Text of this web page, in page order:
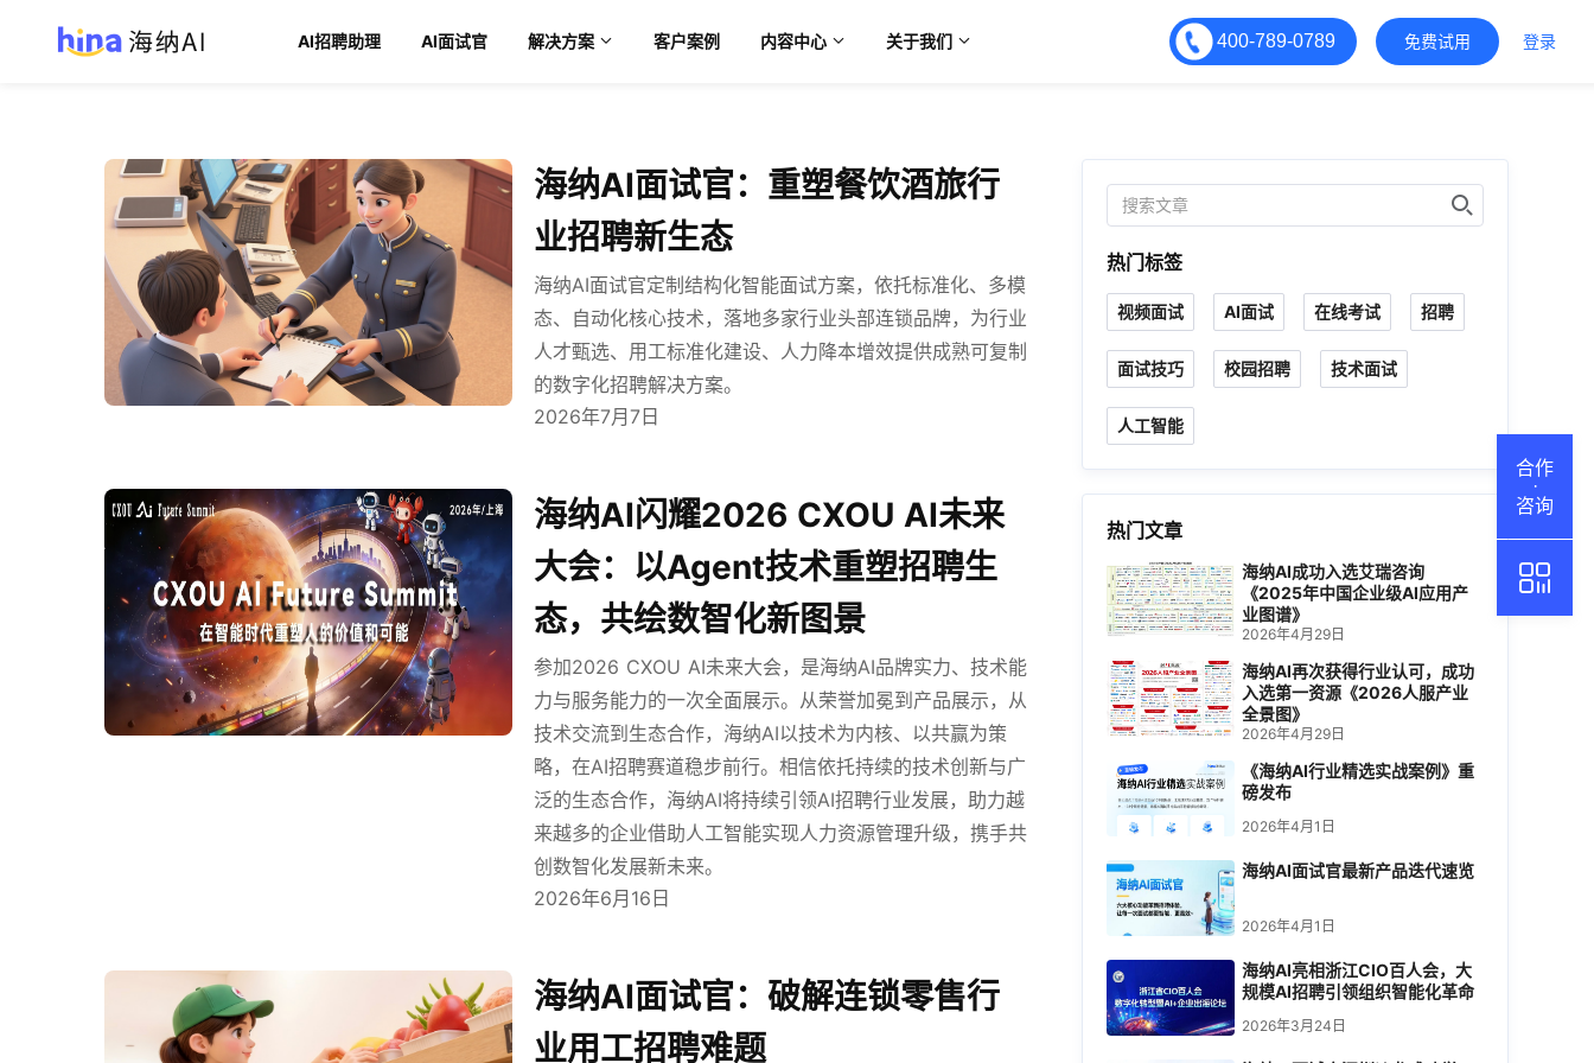
AI招聘助理 AI面试官 解决方案 客户案例 内容中心 关于我们 400-789-0789 免费试用 登录
海纳AI面试官：重塑餐饮酒旅行
业招聘新生态
海纳AI面试官定制结构化智能面试方案，依托标准化、多模
态、自动化核心技术，落地多家行业头部连锁品牌，为行业
人才甄选、用工标准化建设、人力降本增效提供成熟可复制
的数字化招聘解决方案。
2026年7月7日
海纳AI闪耀2026 CXOU AI未来
大会：以Agent技术重塑招聘生
态，共绘数智化新图景
参加2026 CXOU AI未来大会，是海纳AI品牌实力、技术能
力与服务能力的一次全面展示。从荣誉加冕到产品展示，从
技术交流到生态合作，海纳AI以技术为内核、以共赢为策
略，在AI招聘赛道稳步前行。相信依托持续的技术创新与广
泛的生态合作，海纳AI将持续引领AI招聘行业发展，助力越
来越多的企业借助人工智能实现人力资源管理升级，携手共
创数智化发展新未来。
2026年6月16日
海纳AI面试官：破解连锁零售行
业用工招聘难题
热门标签
视频面试 AI面试 在线考试 招聘
面试技巧 校园招聘 技术面试
人工智能
热门文章
海纳AI成功入选艾瑞咨询
《2025年中国企业级AI应用产
业图谱》
2026年4月29日
海纳AI再次获得行业认可，成功
入选第一资源《2026人服产业
全景图》
2026年4月29日
《海纳AI行业精选实战案例》重
磅发布
2026年4月1日
海纳AI面试官最新产品迭代速览
2026年4月1日
海纳AI亮相浙江CIO百人会，大
规模AI招聘引领组织智能化革命
2026年3月24日
合作
·
咨询